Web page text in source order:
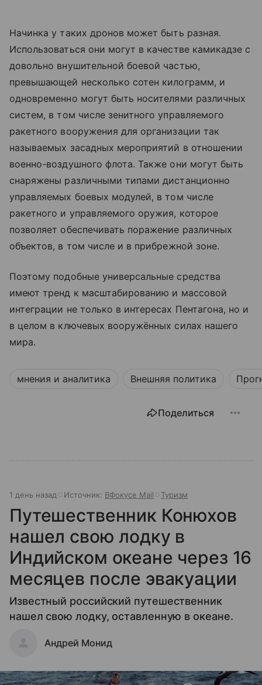
Начинка у таких дронов может быть разная.
Использоваться они могут в качестве камикадзе с
довольно внушительной боевой частью,
превышающей несколько сотен килограмм, и
одновременно могут быть носителями различных
систем, в том числе зенитного управляемого
ракетного вооружения для организации так
называемых засадных мероприятий в отношении
военно-воздушного флота. Также они могут быть
снаряжены различными типами дистанционно
управляемых боевых модулей, в том числе
ракетного и управляемого оружия, которое
позволяет обеспечивать поражение различных
объектов, в том числе и в прибрежной зоне.
Поэтому подобные универсальные средства
имеют тренд к масштабированию и массовой
интеграции не только в интересах Пентагона, но и
в целом в ключевых вооружённых силах нашего
мира.
мнения и аналитика Внешняя политика
Поделиться
1 день назад Источник: ВФокусе Mail Туризм
Путешественник Конюхов
нашел свою лодку в
Индийском океане через 16
месяцев после эвакуации
Известный российский путешественник
нашел свою лодку, оставленную в океане.
Андрей Монид